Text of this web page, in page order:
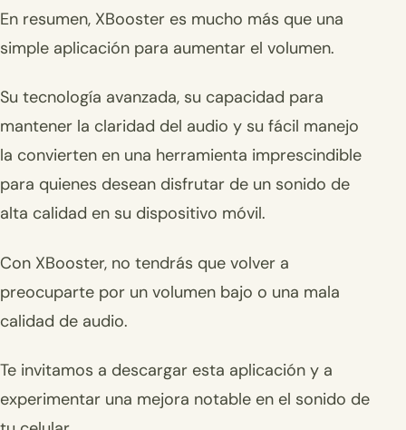
En resumen, XBooster es mucho más que una
simple aplicación para aumentar el volumen.
Su tecnología avanzada, su capacidad para
mantener la claridad del audio y su fácil manejo
la convierten en una herramienta imprescindible
para quienes desean disfrutar de un sonido de
alta calidad en su dispositivo móvil.
Con XBooster, no tendrás que volver a
preocuparte por un volumen bajo o una mala
calidad de audio.
Te invitamos a descargar esta aplicación y a
experimentar una mejora notable en el sonido de